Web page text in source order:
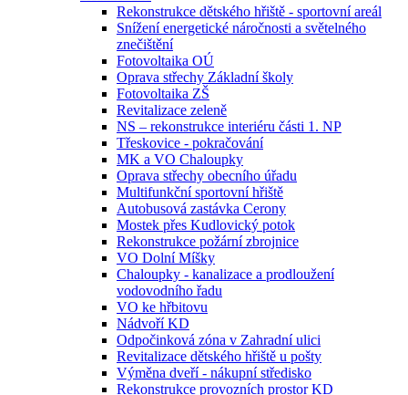
Rekonstrukce dětského hřiště - sportovní areál
Snížení energetické náročnosti a světelného
znečištění
Fotovoltaika OÚ
Oprava střechy Základní školy
Fotovoltaika ZŠ
Revitalizace zeleně
NS – rekonstrukce interiéru části 1. NP
Třeskovice - pokračování
MK a VO Chaloupky
Oprava střechy obecního úřadu
Multifunkční sportovní hřiště
Autobusová zastávka Cerony
Mostek přes Kudlovický potok
Rekonstrukce požární zbrojnice
VO Dolní Míšky
Chaloupky - kanalizace a prodloužení
vodovodního řadu
VO ke hřbitovu
Nádvoří KD
Odpočinková zóna v Zahradní ulici
Revitalizace dětského hřiště u pošty
Výměna dveří - nákupní středisko
Rekonstrukce provozních prostor KD